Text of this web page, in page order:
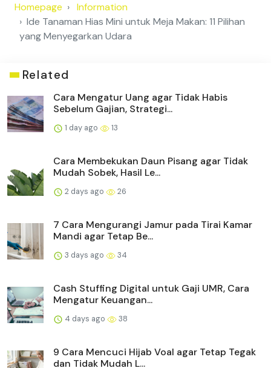
Homepage
Information
Ide Tanaman Hias Mini untuk Meja Makan: 11 Pilihan
yang Menyegarkan Udara
Related
Cara Mengatur Uang agar Tidak Habis
Sebelum Gajian, Strategi...
1 day ago 13
Cara Membekukan Daun Pisang agar Tidak
Mudah Sobek, Hasil Le...
2 days ago 26
7 Cara Mengurangi Jamur pada Tirai Kamar
Mandi agar Tetap Be...
3 days ago 34
Cash Stuffing Digital untuk Gaji UMR, Cara
Mengatur Keuangan...
4 days ago 38
9 Cara Mencuci Hijab Voal agar Tetap Tegak
dan Tidak Mudah L...